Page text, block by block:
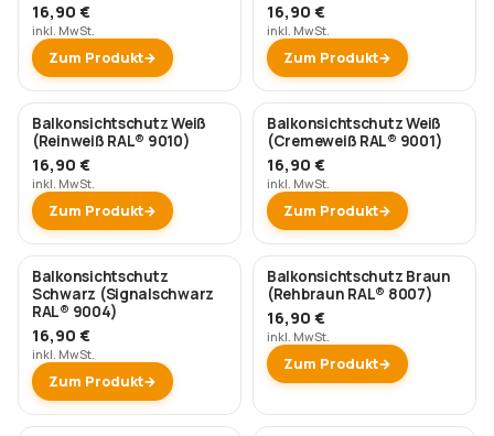
16,90 €
inkl. MwSt.
Zum Produkt
16,90 €
inkl. MwSt.
Zum Produkt
Balkonsichtschutz Weiß
(Reinweiß RAL® 9010)
16,90 €
inkl. MwSt.
Zum Produkt
Balkonsichtschutz Weiß
(Cremeweiß RAL® 9001)
16,90 €
inkl. MwSt.
Zum Produkt
Balkonsichtschutz
Schwarz (Signalschwarz
RAL® 9004)
16,90 €
inkl. MwSt.
Zum Produkt
Balkonsichtschutz Braun
(Rehbraun RAL® 8007)
16,90 €
inkl. MwSt.
Zum Produkt